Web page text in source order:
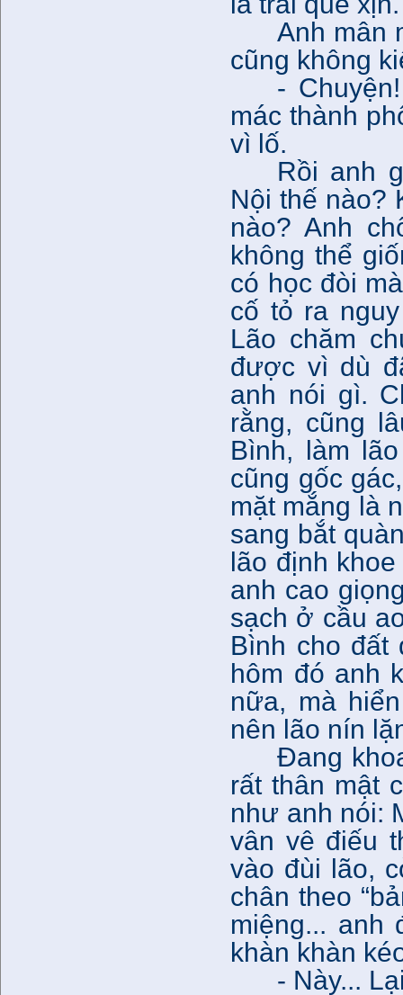
Anh mân
cũng không
-
mác thành
vì lố.
Rồi anh
Nội thế nào?
nào? Anh
không thể
có học đòi
cố tỏ ra
Lão chăm
được vì dù
anh nói gì.
rằng, cũng
Bình, làm
cũng gốc
mặt mắng là
sang bắt
lão định
anh cao
sạch ở cầu
Bình cho đất
hôm đó anh
nữa, mà
nên lão nín
Đang
rất thân mật
như anh nói:
vân vê điếu
vào đùi lão,
chân theo
miệng... anh
khàn khàn
- Này...